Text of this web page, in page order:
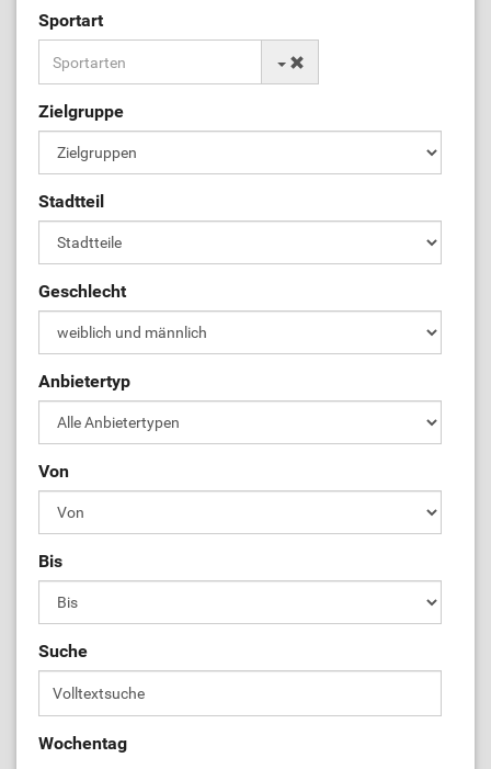
Sportart
Zielgruppe
Stadtteil
Geschlecht
Anbietertyp
Von
Bis
Suche
Wochentag